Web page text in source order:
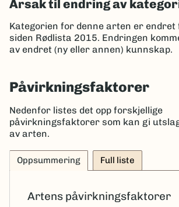
Årsak til endring av
Kategorien for denne arten er endret
siden Rødlista 2015. Endringen
av endret (ny eller annen) kunnskap.
Påvirkningsfaktorer
Nedenfor listes det opp forskjellige
påvirkningsfaktorer som kan gi
av arten.
Oppsummering Full liste
Artens påvirkningsfaktorer